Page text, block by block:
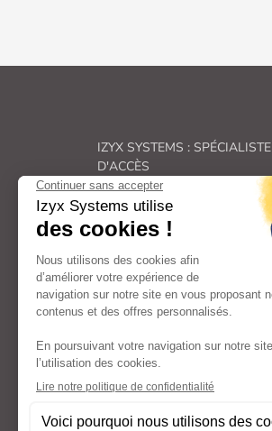
IZYX SYSTEMS :
D'ACCÈS
Véritable spécialiste du
Systemsfabrique une gamme
solutions deverrouillage
sécurité électronique
De lagâche électrique
porteen passant par les
alimentations électriques et
manuels: nos familles de
l’ensemble des aspects liés au
sécurité des portes
vos besoins spécifiques.
Avec un engagement constant
composants (serrure
verrouillage à la pointe de
faciles à poser et à utiliser.